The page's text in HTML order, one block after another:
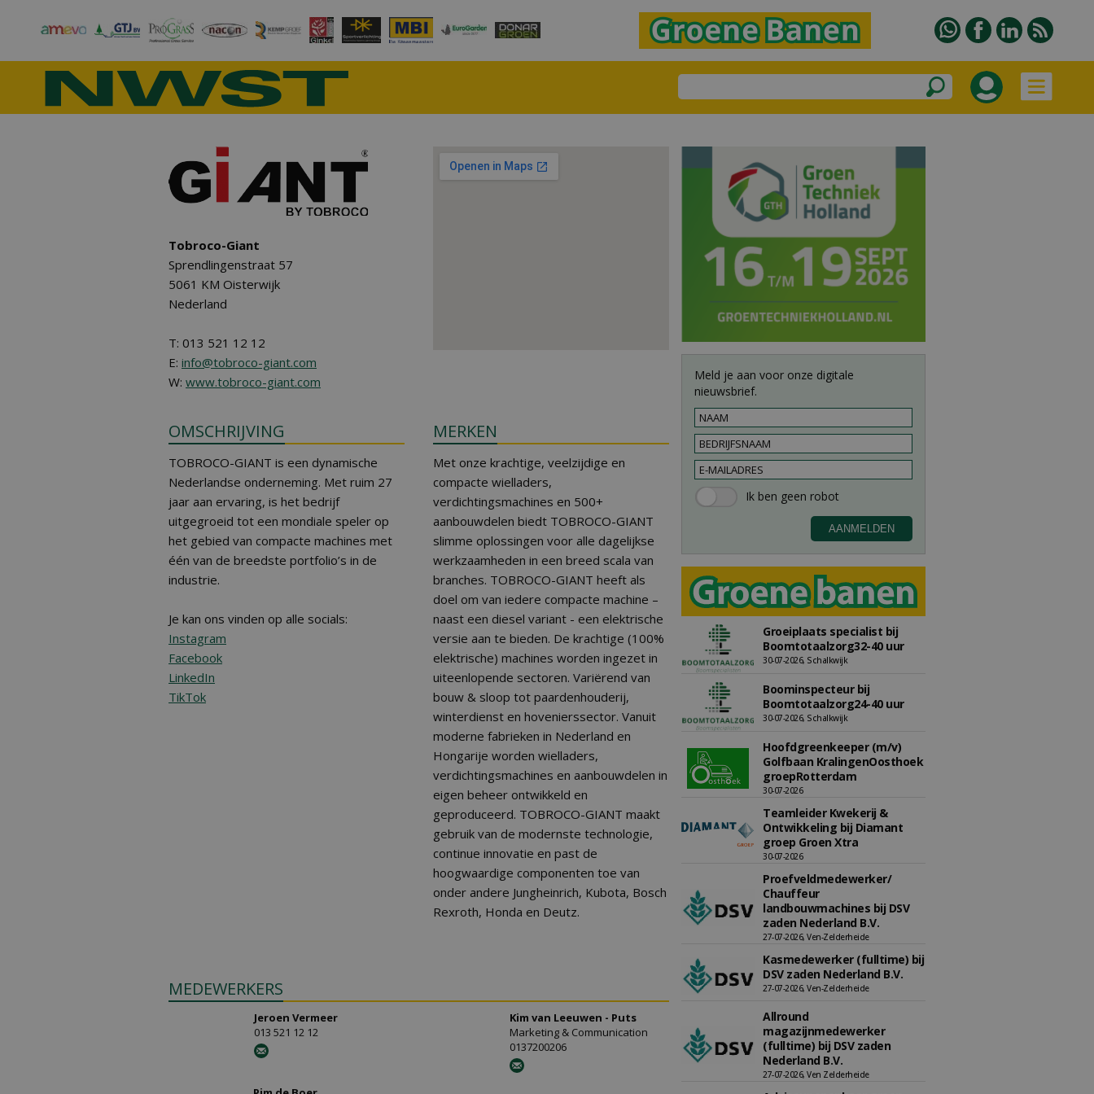
Tobroco-Giant
Sprendlingenstraat 57
5061 KM Oisterwijk
Nederland
T: 013 521 12 12
E: info@tobroco-giant.com
W: www.tobroco-giant.com
OMSCHRIJVING
TOBROCO-GIANT is een dynamische
Nederlandse onderneming. Met ruim 27
jaar aan ervaring, is het bedrijf
uitgegroeid tot een mondiale speler op
het gebied van compacte machines met
één van de breedste portfolio’s in de
industrie.
Je kan ons vinden op alle socials:
Instagram
Facebook
LinkedIn
TikTok
MERKEN
Met onze krachtige, veelzijdige en
compacte wielladers,
verdichtingsmachines en 500+
aanbouwdelen biedt TOBROCO-GIANT
slimme oplossingen voor alle dagelijkse
werkzaamheden in een breed scala van
branches. TOBROCO-GIANT heeft als
doel om van iedere compacte machine –
naast een diesel variant - een elektrische
versie aan te bieden. De krachtige (100%
elektrische) machines worden ingezet in
uiteenlopende sectoren. Variërend van
bouw & sloop tot paardenhouderij,
winterdienst en hovenierssector. Vanuit
moderne fabrieken in Nederland en
Hongarije worden wielladers,
verdichtingsmachines en aanbouwdelen in
eigen beheer ontwikkeld en
geproduceerd. TOBROCO-GIANT maakt
gebruik van de modernste technologie,
continue innovatie en past de
hoogwaardige componenten toe van
onder andere Jungheinrich, Kubota, Bosch
Rexroth, Honda en Deutz.
MEDEWERKERS
Jeroen Vermeer
013 521 12 12
Kim van Leeuwen - Puts
Marketing & Communication
0137200206
Meld je aan voor onze digitale
nieuwsbrief.
Groeiplaats specialist bij
Boomtotaalzorg32-40 uur
30-07-2026, Schalkwijk
Boominspecteur bij
Boomtotaalzorg24-40 uur
30-07-2026, Schalkwijk
Hoofdgreenkeeper (m/v)
Golfbaan KralingenOosthoek
groepRotterdam
30-07-2026
Teamleider Kwekerij &
Ontwikkeling bij Diamant
groep Groen Xtra
30-07-2026
Proefveldmedewerker/
Chauffeur
landbouwmachines bij DSV
zaden Nederland B.V.
27-07-2026, Ven-Zelderheide
Kasmedewerker (fulltime) bij
DSV zaden Nederland B.V.
27-07-2026, Ven-Zelderheide
Allround
magazijnmedewerker
(fulltime) bij DSV zaden
Nederland B.V.
27-07-2026, Ven Zelderheide